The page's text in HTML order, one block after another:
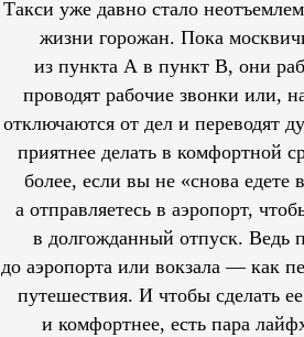
Такси уже давно стало
жизни горожан. Пока
из пункта А в пункт В, они
проводят рабочие звонки или,
отключаются от дел и переводят
приятнее делать в комфортной
более, если вы не «снова едете
а отправляетесь в аэропорт,
в долгожданный отпуск. Ведь
до аэропорта или вокзала — как
путешествия. И чтобы сделать
и комфортнее, есть пара